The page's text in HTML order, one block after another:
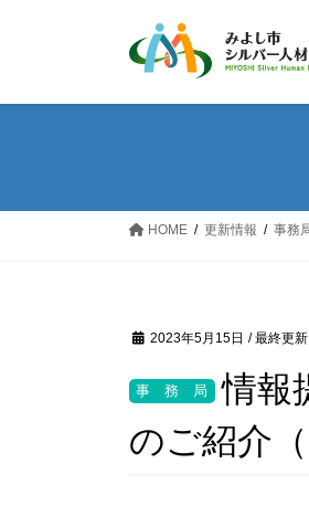
HOME 更新情報
事務
2023年5月15日 / 最終更
情報
のご紹介（